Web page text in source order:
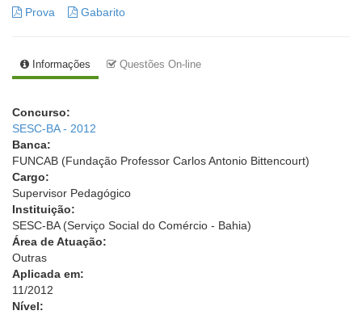
Prova Gabarito
Informações Questões On-line
Concurso:
SESC-BA - 2012
Banca:
FUNCAB (Fundação Professor Carlos Antonio Bittencourt)
Cargo:
Supervisor Pedagógico
Instituição:
SESC-BA (Serviço Social do Comércio - Bahia)
Área de Atuação:
Outras
Aplicada em:
11/2012
Nível: